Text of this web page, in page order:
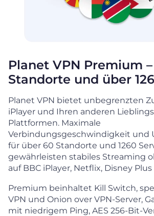
Planet VPN Premium
Standorte und über
Planet VPN bietet unbegrenzten
iPlayer und Ihren anderen
Plattformen. Maximale
Verbindungsgeschwindigkeit und
für über 60 Standorte und 1260
gewährleisten stabiles Streaming
auf BBC iPlayer, Netflix, Disney
Premium beinhaltet Kill Switch,
VPN und Onion over VPN-Server,
mit niedrigem Ping, AES 256-Bit-